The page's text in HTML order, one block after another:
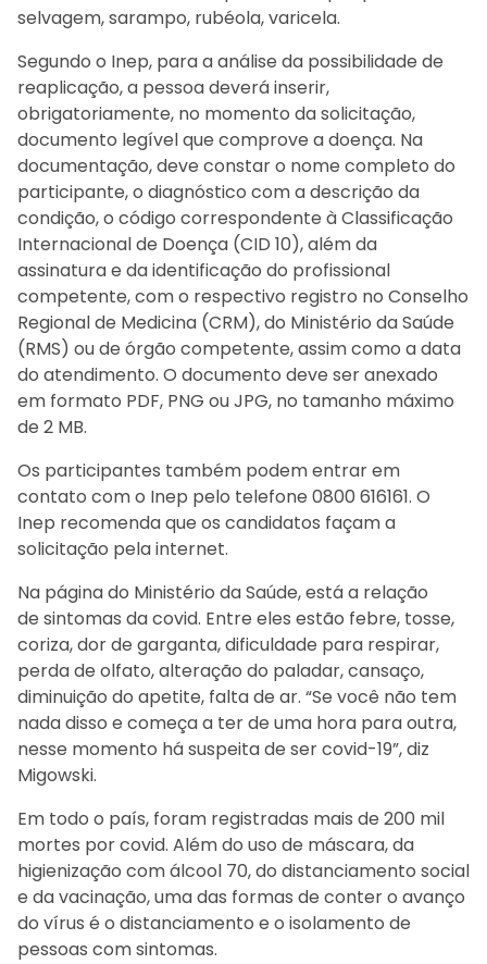
selvagem, sarampo, rubéola, varicela.
Segundo o Inep, para a análise da possibilidade de
reaplicação, a pessoa deverá inserir,
obrigatoriamente, no momento da solicitação,
documento legível que comprove a doença. Na
documentação, deve constar o nome completo do
participante, o diagnóstico com a descrição da
condição, o código correspondente à Classificação
Internacional de Doença (CID 10), além da
assinatura e da identificação do profissional
competente, com o respectivo registro no Conselho
Regional de Medicina (CRM), do Ministério da Saúde
(RMS) ou de órgão competente, assim como a data
do atendimento. O documento deve ser anexado
em formato PDF, PNG ou JPG, no tamanho máximo
de 2 MB.
Os participantes também podem entrar em
contato com o Inep pelo telefone 0800 616161. O
Inep recomenda que os candidatos façam a
solicitação pela internet.
Na página do Ministério da Saúde, está a relação
de sintomas da covid. Entre eles estão febre, tosse,
coriza, dor de garganta, dificuldade para respirar,
perda de olfato, alteração do paladar, cansaço,
diminuição do apetite, falta de ar. “Se você não tem
nada disso e começa a ter de uma hora para outra,
nesse momento há suspeita de ser covid-19”, diz
Migowski.
Em todo o país, foram registradas mais de 200 mil
mortes por covid. Além do uso de máscara, da
higienização com álcool 70, do distanciamento social
e da vacinação, uma das formas de conter o avanço
do vírus é o distanciamento e o isolamento de
pessoas com sintomas.